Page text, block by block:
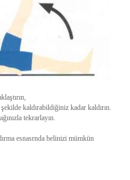
kaldırabildiğiniz kadar kaldırın.
tekrarlayın.
esnasrnda belinizi mümkün